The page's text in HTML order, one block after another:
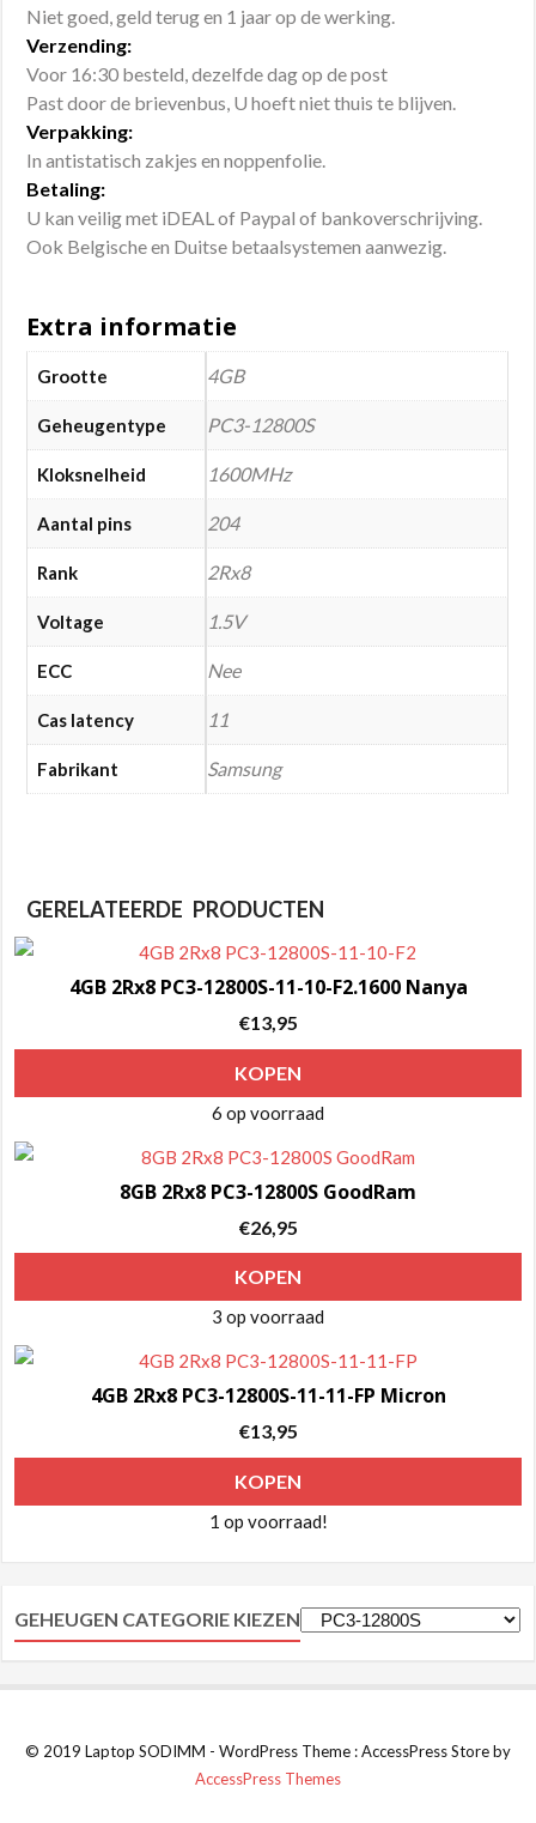
Niet goed, geld terug en 1 jaar op de werking.
Verzending:
Voor 16:30 besteld, dezelfde dag op de post
Past door de brievenbus, U hoeft niet thuis te blijven.
Verpakking:
In antistatisch zakjes en noppenfolie.
Betaling:
U kan veilig met iDEAL of Paypal of bankoverschrijving.
Ook Belgische en Duitse betaalsystemen aanwezig.
Extra informatie
Grootte 4GB
Geheugentype PC3-12800S
Kloksnelheid 1600MHz
Aantal pins 204
Rank 2Rx8
Voltage 1.5V
ECC Nee
Cas latency 11
Fabrikant Samsung
GERELATEERDE PRODUCTEN
4GB 2Rx8 PC3-12800S-11-10-F2.1600 Nanya
€13,95
KOPEN
6 op voorraad
8GB 2Rx8 PC3-12800S GoodRam
€26,95
KOPEN
3 op voorraad
4GB 2Rx8 PC3-12800S-11-11-FP Micron
€13,95
KOPEN
1 op voorraad!
GEHEUGEN CATEGORIE KIEZEN
© 2019 Laptop SODIMM - WordPress Theme : AccessPress Store by
AccessPress Themes